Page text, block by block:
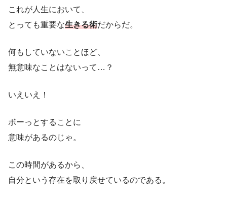
これが人生において、
とっても重要な生きる術だからだ。
何もしていないことほど、
無意味なことはないって…？
いえいえ！
ボーっとすることに
意味があるのじゃ。
この時間があるから、
自分という存在を取り戻せているのである。